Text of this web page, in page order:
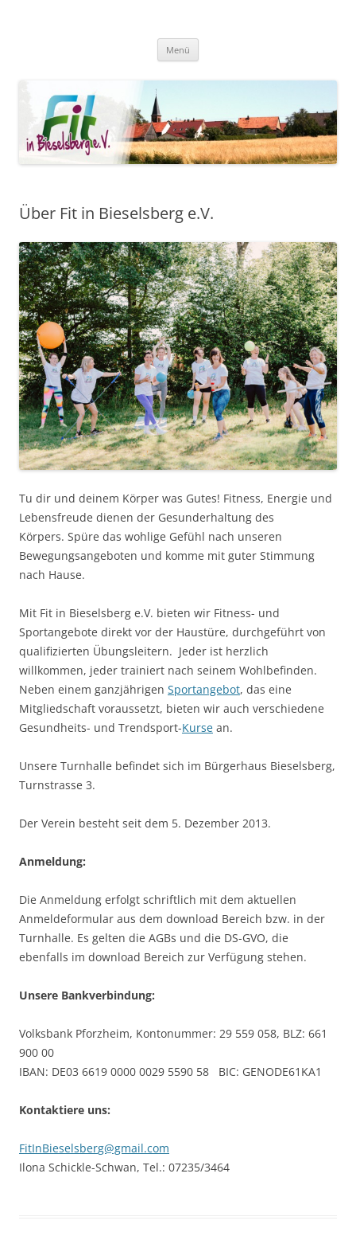
Menü
Über Fit in Bieselsberg e.V.
Tu dir und deinem Körper was Gutes! Fitness, Energie und
Lebensfreude dienen der Gesunderhaltung des
Körpers. Spüre das wohlige Gefühl nach unseren
Bewegungsangeboten und komme mit guter Stimmung
nach Hause.
Mit Fit in Bieselsberg e.V. bieten wir Fitness- und
Sportangebote direkt vor der Haustüre, durchgeführt von
qualifizierten Übungsleitern. Jeder ist herzlich
willkommen, jeder trainiert nach seinem Wohlbefinden.
Neben einem ganzjährigen Sportangebot, das eine
Mitgliedschaft voraussetzt, bieten wir auch verschiedene
Gesundheits- und Trendsport-Kurse an.
Unsere Turnhalle befindet sich im Bürgerhaus Bieselsberg,
Turnstrasse 3.
Der Verein besteht seit dem 5. Dezember 2013.
Anmeldung:
Die Anmeldung erfolgt schriftlich mit dem aktuellen
Anmeldeformular aus dem download Bereich bzw. in der
Turnhalle. Es gelten die AGBs und die DS-GVO, die
ebenfalls im download Bereich zur Verfügung stehen.
Unsere Bankverbindung:
Volksbank Pforzheim, Kontonummer: 29 559 058, BLZ: 661
900 00
IBAN: DE03 6619 0000 0029 5590 58 BIC: GENODE61KA1
Kontaktiere uns:
FitInBieselsberg@gmail.com
Ilona Schickle-Schwan, Tel.: 07235/3464